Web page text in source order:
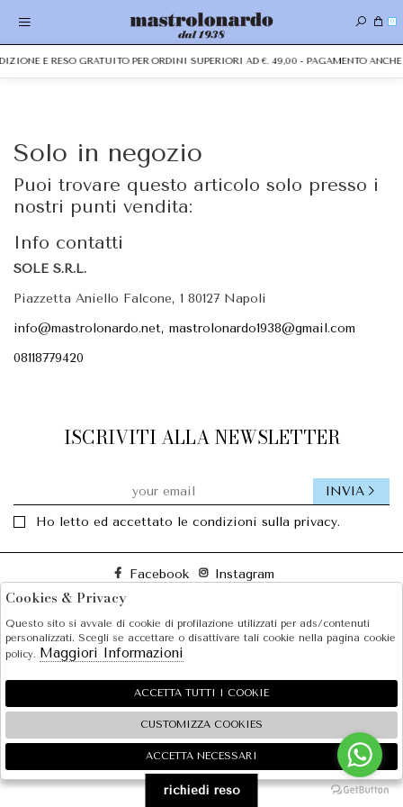
0
E RESO GRATUITO PER ORDINI SUPERIORI AD €. 49,00 - PAGAMENTO ANCHE
Solo in negozio
Puoi trovare questo articolo solo presso i
nostri punti vendita:
Info contatti
SOLE S.R.L.
Piazzetta Aniello Falcone, 1 80127 Napoli
info@mastrolonardo.net, mastrolonardo1938@gmail.com
08118779420
ISCRIVITI ALLA NEWSLETTER
Ho letto ed accettato le condizioni sulla privacy.
INVIA
Facebook Instagram
SOLE S.R.L.
SHOPPING
EXTRA
2026 SOLE S.R.L. - P.iva : 07456781215 Powered byAteliersocietàgruppo Zucchetti
🍪
richiedi reso
Cookies & Privacy
Questo sito si avvale di cookie di profilazione utilizzati per ads/contenuti
personalizzati. Scegli se accettare o disattivare tali cookie nella pagina cookie
policy. Maggiori Informazioni
ACCETTA TUTTI I COOKIE
CUSTOMIZZA COOKIES
ACCETTA NECESSARI